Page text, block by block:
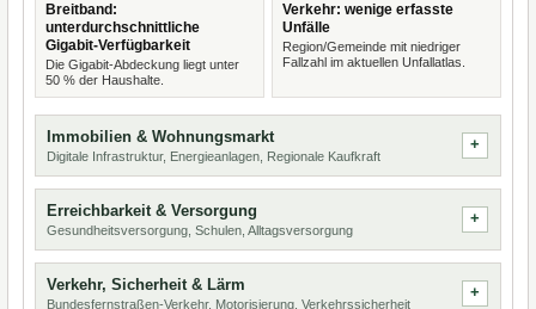
Breitband:
unterdurchschnittliche
Gigabit-Verfügbarkeit
Die Gigabit-Abdeckung liegt unter
50 % der Haushalte.
Verkehr: wenige erfasste
Unfälle
Region/Gemeinde mit niedriger
Fallzahl im aktuellen Unfallatlas.
Immobilien & Wohnungsmarkt
Digitale Infrastruktur, Energieanlagen, Regionale Kaufkraft
Erreichbarkeit & Versorgung
Gesundheitsversorgung, Schulen, Alltagsversorgung
Verkehr, Sicherheit & Lärm
Bundesfernstraßen-Verkehr, Motorisierung, Verkehrssicherheit